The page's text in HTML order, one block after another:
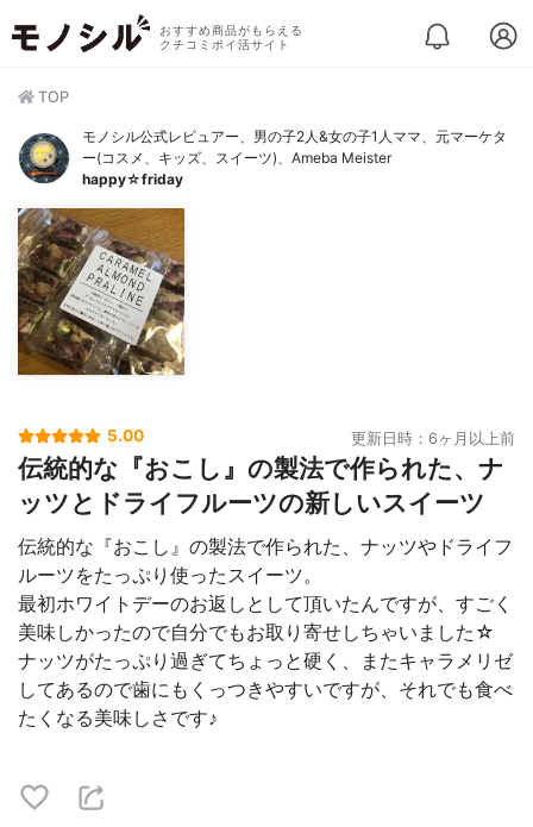
おすすめ商品がもらえる
クチコミポイ活サイト
TOP
モノシル公式レビュアー、男の子2人&女の子1人ママ、元マーケタ
ー(コスメ、キッズ、スイーツ)、Ameba Meister
happy☆friday
5.00 更新日時：6ヶ月以上前
伝統的な『おこし』の製法で作られた、ナ
ッツとドライフルーツの新しいスイーツ
伝統的な『おこし』の製法で作られた、ナッツやドライフ
ルーツをたっぷり使ったスイーツ。
最初ホワイトデーのお返しとして頂いたんですが、すごく
美味しかったので自分でもお取り寄せしちゃいました☆
ナッツがたっぷり過ぎてちょっと硬く、またキャラメリゼ
してあるので歯にもくっつきやすいですが、それでも食べ
たくなる美味しさです♪